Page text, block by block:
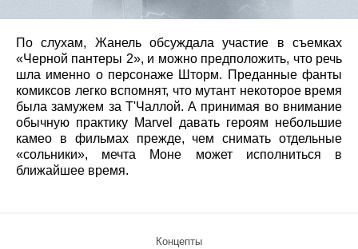
По слухам, Жанель обсуждала участие в съемках
«Черной пантеры 2», и можно предположить, что речь
шла именно о персонаже Шторм. Преданные фанты
комиксов легко вспомнят, что мутант некоторое время
была замужем за Т'Чаллой. А принимая во внимание
обычную практику Marvel давать героям небольшие
камео в фильмах прежде, чем снимать отдельные
«сольники», мечта Моне может исполниться в
ближайшее время.
Концепты